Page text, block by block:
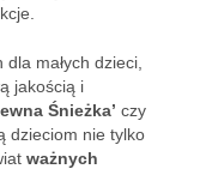
małych dzieci,
jakością i
Śnieżka’ czy
dzieciom nie tylko
ważnych